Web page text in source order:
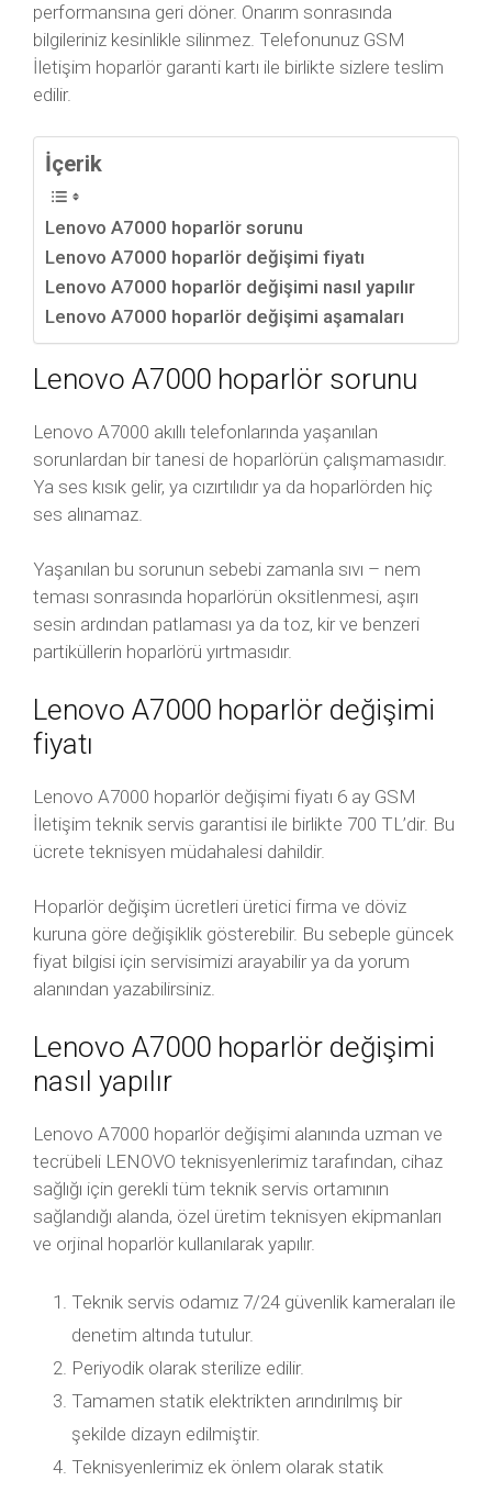
performansına geri döner. Onarım sonrasında
bilgileriniz kesinlikle silinmez. Telefonunuz GSM
İletişim hoparlör garanti kartı ile birlikte sizlere teslim
edilir.
İçerik
Lenovo A7000 hoparlör sorunu
Lenovo A7000 hoparlör değişimi fiyatı
Lenovo A7000 hoparlör değişimi nasıl yapılır
Lenovo A7000 hoparlör değişimi aşamaları
Lenovo A7000 hoparlör sorunu
Lenovo A7000 akıllı telefonlarında yaşanılan
sorunlardan bir tanesi de hoparlörün çalışmamasıdır.
Ya ses kısık gelir, ya cızırtılıdır ya da hoparlörden hiç
ses alınamaz.
Yaşanılan bu sorunun sebebi zamanla sıvı – nem
teması sonrasında hoparlörün oksitlenmesi, aşırı
sesin ardından patlaması ya da toz, kir ve benzeri
partiküllerin hoparlörü yırtmasıdır.
Lenovo A7000 hoparlör değişimi
fiyatı
Lenovo A7000 hoparlör değişimi fiyatı 6 ay GSM
İletişim teknik servis garantisi ile birlikte 700 TL’dir. Bu
ücrete teknisyen müdahalesi dahildir.
Hoparlör değişim ücretleri üretici firma ve döviz
kuruna göre değişiklik gösterebilir. Bu sebeple güncek
fiyat bilgisi için servisimizi arayabilir ya da yorum
alanından yazabilirsiniz.
Lenovo A7000 hoparlör değişimi
nasıl yapılır
Lenovo A7000 hoparlör değişimi alanında uzman ve
tecrübeli LENOVO teknisyenlerimiz tarafından, cihaz
sağlığı için gerekli tüm teknik servis ortamının
sağlandığı alanda, özel üretim teknisyen ekipmanları
ve orjinal hoparlör kullanılarak yapılır.
Teknik servis odamız 7/24 güvenlik kameraları ile
denetim altında tutulur.
Periyodik olarak sterilize edilir.
Tamamen statik elektrikten arındırılmış bir
şekilde dizayn edilmiştir.
Teknisyenlerimiz ek önlem olarak statik